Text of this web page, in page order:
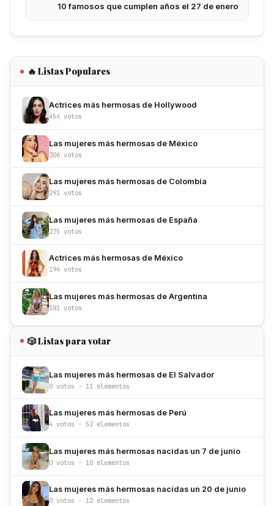
10 famosos que cumplen años el 27 de enero
🔥 Listas Populares
Actrices más hermosas de Hollywood
454 votos
Las mujeres más hermosas de México
306 votos
Las mujeres más hermosas de Colombia
291 votos
Las mujeres más hermosas de España
275 votos
Actrices más hermosas de México
194 votos
Las mujeres más hermosas de Argentina
181 votos
🎲 Listas para votar
Las mujeres más hermosas de El Salvador
0 votos · 11 elementos
Las mujeres más hermosas de Perú
4 votos · 52 elementos
Las mujeres más hermosas nacidas un 7 de junio
0 votos · 10 elementos
Las mujeres más hermosas nacidas un 20 de junio
0 votos · 12 elementos